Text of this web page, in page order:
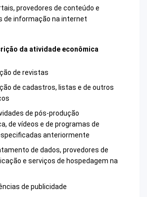
provedores de conteúdo e
de informação na internet
da atividade econômica
de revistas
de cadastros, listas e de outros
de pós-produção
de vídeos e de programas de
anteriormente
de dados, provedores de
e serviços de hospedagem na
de publicidade